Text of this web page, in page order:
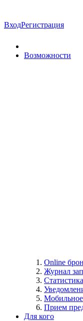
ВходРегистрация
Возможности
Online
Журнал
Прием
Для кого